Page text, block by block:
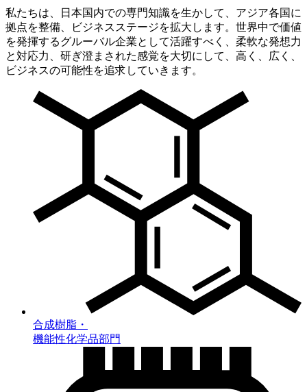
私たちは、日本国内での専門知識を生かして、アジア各国に
拠点を整備、ビジネスステージを拡大します。世界中で価値
を発揮するグルーバル企業として活躍すべく、柔軟な発想力
と対応力、研ぎ澄まされた感覚を大切にして、高く、広く、
ビジネスの可能性を追求していきます。
合成樹脂・
機能性化学品部門